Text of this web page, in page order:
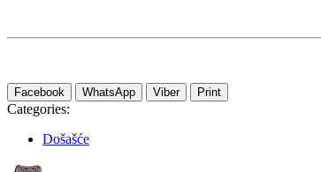
Facebook WhatsApp Viber Print
Categories:
Došašće